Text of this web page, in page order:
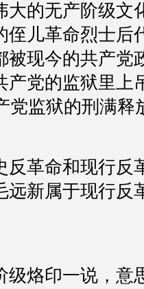
大的无产阶级文
侄儿革命烈士后
被现今的共产党
产党的监狱里上
党监狱的刑满释
反革命和现行反
远新属于现行反
级烙印一说，意